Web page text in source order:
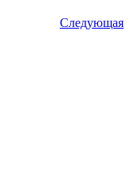
Следующая